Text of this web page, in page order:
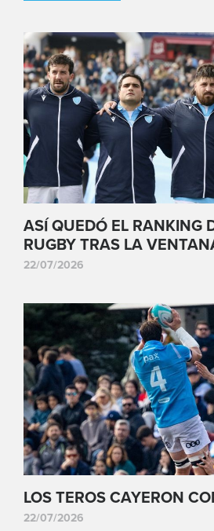
ASÍ QUEDÓ EL RANKING
RUGBY TRAS LA
22/07/2026
LOS TEROS CAYERON
22/07/2026